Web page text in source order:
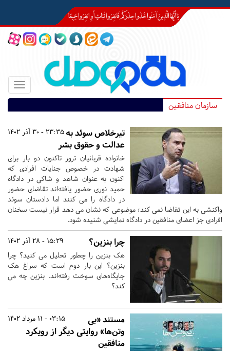
Toggle
سازمان منافقین
23:35 - 30 آذر 1402تیرخلاص سوئد به
عدالت و حقوق بشر
خانواده قربانیان ترور تاکنون دو بار برای
شهادت در خصوص جنایات افرادی که
اکنون به عنوان شاهد و شاکی در دادگاه
حمید نوری حضور یافته‌اند تقاضای حضور
در دادگاه را می کنند اما دادستان سوئد
واکنشی به این تقاضا نمی کند؛ موضوعی که نشان می دهد قرار نیست سخنان
افرادی جز اعضای منافقین در دادگاه نمایشی شنیده شود.
15:29 - 28 آذر 1402 چرا بنزین؟
هک بنزین را چطور تحلیل می کنید؟ چرا
بنزین؟ این بار دوم است که سراغ هک
جایگاه‌های سوخت رفته‌اند. بنزین چه می
کند؟
03:15 - 11 مرداد 1402
مستند «بی
وتن‌ها» روایتی دیگر از رویکرد
منافقین